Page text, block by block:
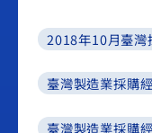
2018年10月臺灣
臺灣製造業採購
臺灣製造業採購